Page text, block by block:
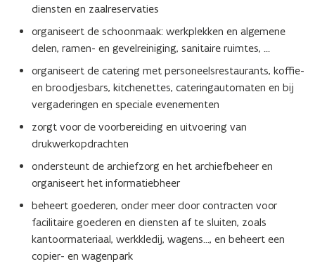
diensten en zaalreservaties
organiseert de schoonmaak: werkplekken en algemene
delen, ramen- en gevelreiniging, sanitaire ruimtes, …
organiseert de catering met personeelsrestaurants, koffie-
en broodjesbars, kitchenettes, cateringautomaten en bij
vergaderingen en speciale evenementen
zorgt voor de voorbereiding en uitvoering van
drukwerkopdrachten
ondersteunt de archiefzorg en het archiefbeheer en
organiseert het informatiebheer
beheert goederen, onder meer door contracten voor
facilitaire goederen en diensten af te sluiten, zoals
kantoormateriaal, werkkledij, wagens…, en beheert een
copier- en wagenpark